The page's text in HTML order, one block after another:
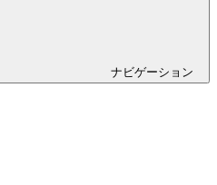
ナビゲーション